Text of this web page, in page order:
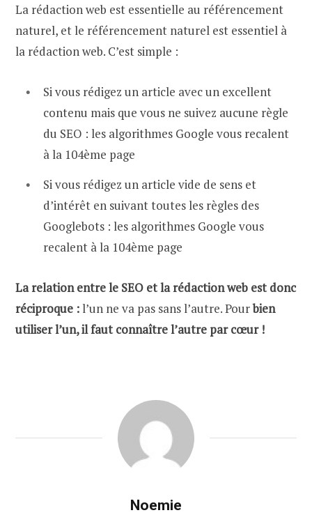
La rédaction web est essentielle au référencement
naturel, et le référencement naturel est essentiel à
la rédaction web. C’est simple :
Si vous rédigez un article avec un excellent
contenu mais que vous ne suivez aucune règle
du SEO : les algorithmes Google vous recalent
à la 104ème page
Si vous rédigez un article vide de sens et
d’intérêt en suivant toutes les règles des
Googlebots : les algorithmes Google vous
recalent à la 104ème page
La relation entre le SEO et la rédaction web est donc
réciproque : l’un ne va pas sans l’autre. Pourbien
utiliser l’un, il faut connaître l’autre par cœur !
Noemie